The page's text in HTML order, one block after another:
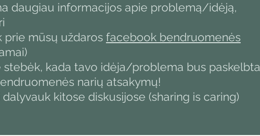
daugiau informacijos apie problemą/idėją,
prie mūsų uždaros facebook bendruomenės
stebėk, kada tavo idėja/problema bus paskelbta
narių atsakymų!
kitose diskusijose (sharing is caring)